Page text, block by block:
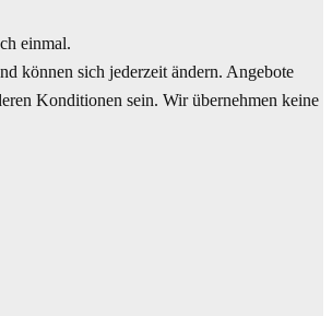
einmal.
können sich jederzeit ändern. Angebote
Konditionen sein. Wir übernehmen keine